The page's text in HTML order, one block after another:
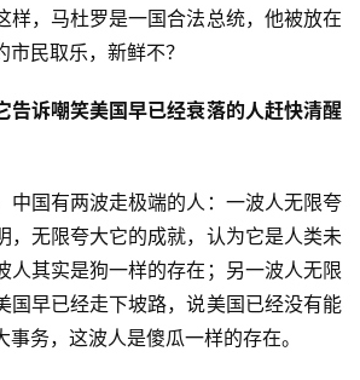
样，马杜罗是一国合法总统，他被放在
民取乐，新鲜不？
告诉嘲笑美国早已经衰落的人赶快清醒
国有两波走极端的人：一波人无限夸
，无限夸大它的成就，认为它是人类未
人其实是狗一样的存在；另一波人无限
国早已经走下坡路，说美国已经没有能
务，这波人是傻瓜一样的存在。